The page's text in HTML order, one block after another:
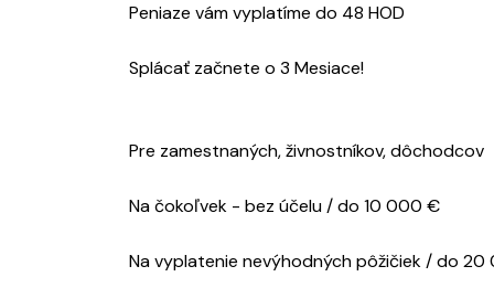
Peniaze vám vyplatíme do 48 HOD
Splácať začnete o 3 Mesiace!
Pre zamestnaných, živnostníkov, dôchodcov
Na čokoľvek - bez účelu / do 10 000 €
Na vyplatenie nevýhodných pôžičiek / do